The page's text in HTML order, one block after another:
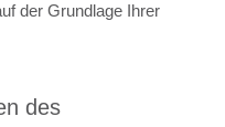
der Grundlage Ihrer
des